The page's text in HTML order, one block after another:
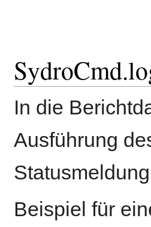
In die
Ausführung
Beispiel für